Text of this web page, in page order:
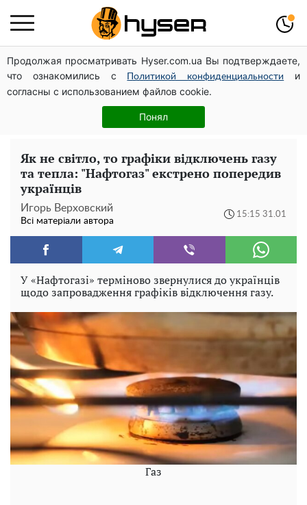
Продолжая просматривать Hyser.com.ua Вы подтверждаете,
что ознакомились с
Политикой конфиденциальности
и
согласны с использованием файлов cookie.
Понял
Українська авіатранспортна асоціація звернулася до
Мінфіну із закликом уніфікувати оподаткування
авіалізингу
Жаль, що таке зараз не роблять для села: як виглядав
рідкісний ЗАЗ "Таврія" італійської збірки
Як не світло, то графіки відключень газу
та тепла: "Нафтогаз" екстрено попередив
українців
Игорь Верховский
Всі матеріали автора
15:15 31.01
У «Нафтогазі» терміново звернулися до українців
щодо запровадження графіків відключення газу.
Газ